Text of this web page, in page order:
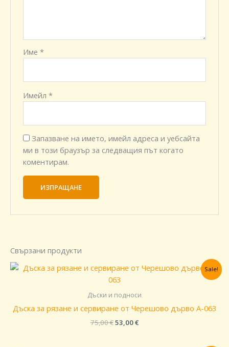
Име*
Имейл*
Запазване на името, имейл адреса и уебсайта
ми в този браузър за следващия път когато
коментирам.
Свързани продукти
Sale!
Дъски и подноси
Дъска за рязане и сервиране от Черешово дърво A-063
75,00€
Original
was:
75,00 €.
53,00€
Текущата
цена
53,00 €.